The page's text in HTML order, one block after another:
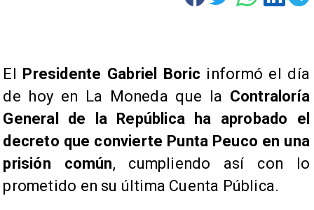
El Presidente Gabriel Boric informó el día
de hoy en La Moneda que la Contraloría
General de la República ha aprobado el
decreto que convierte Punta Peuco en una
prisión común, cumpliendo así con lo
prometido en su última Cuenta Pública.